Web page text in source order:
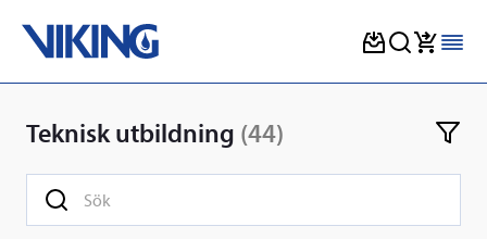
contentTeknisk utbildning (44)